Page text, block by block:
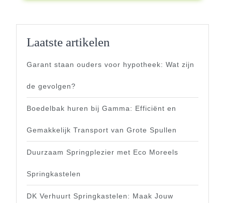
Laatste artikelen
Garant staan ouders voor hypotheek: Wat zijn
de gevolgen?
Boedelbak huren bij Gamma: Efficiënt en
Gemakkelijk Transport van Grote Spullen
Duurzaam Springplezier met Eco Moreels
Springkastelen
DK Verhuurt Springkastelen: Maak Jouw